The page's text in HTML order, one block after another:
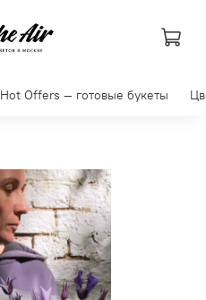
Hot Offers — готовые букеты